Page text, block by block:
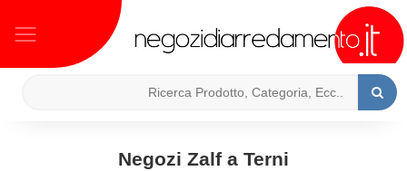
Negozi Zalf a Terni